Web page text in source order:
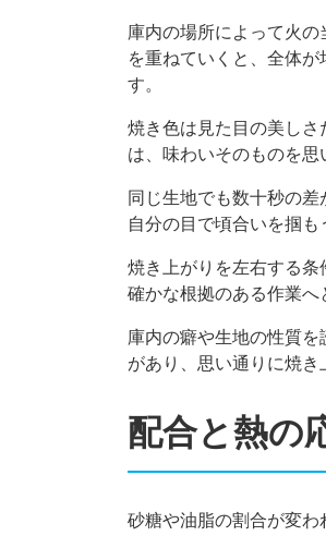
庫内の場所によって火
を重ねていくと、全体
す。
焼き色は見た目の美し
は、味わいそのものを思
同じ生地でも数十秒の
自分の目で頃合いを掴も
焼き上がりを左右する
確かな根拠のある作業へ
庫内の癖や生地の性質
があり、思い通りに焼き
配合と熱の
砂糖や油脂の割合が変